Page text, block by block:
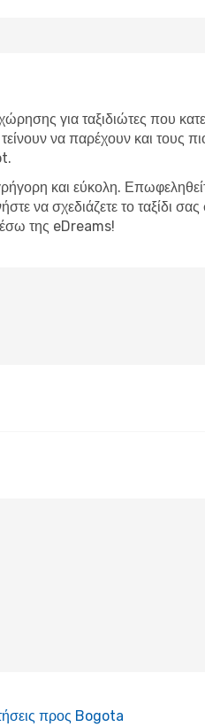
για ταξιδιώτες που
να παρέχουν και τους
και εύκολη.
να σχεδιάζετε το ταξίδι σας
της eDreams!
προς Bogota